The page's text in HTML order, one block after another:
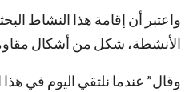
واعتبر أن إقامة هذا النشاط
الأنشطة، شكل من أشكال
وقال” عندما نلتقي اليوم في